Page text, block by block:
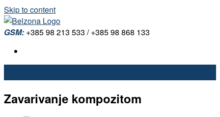
Skip to content
GSM: +385 98 213 533 / +385 98 868 133
Zavarivanje kompozitom